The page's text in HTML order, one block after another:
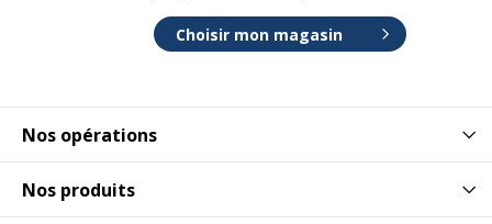
Nos opérations
Nos produits
Choisir mon magasin